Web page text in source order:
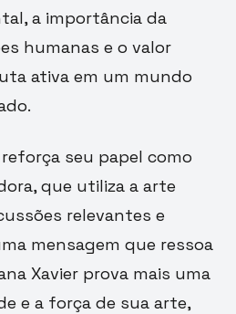
a importância da
humanas e o valor
ativa em um mundo
seu papel como
que utiliza a arte
relevantes e
mensagem que ressoa
Xavier prova mais uma
e a força de sua arte,